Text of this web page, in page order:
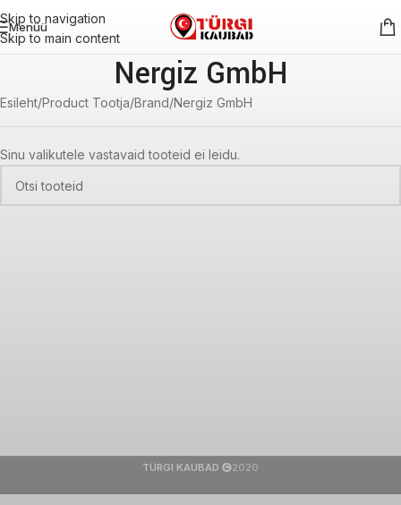
Skip to navigation
Skip to main content
Menüü
Nergiz GmbH
Esileht Product Tootja/Brand Nergiz GmbH
Sinu valikutele vastavaid tooteid ei leidu.
TÜRGI KAUBAD 2020